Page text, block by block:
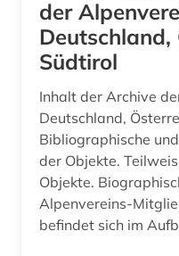
der
Deutschland,
Südtirol
Inhalt der Archive
Deutschland,
Bibliographische
der Objekte.
Objekte.
Alpenvereins-
befindet sich im